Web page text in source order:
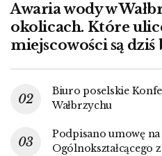
Awaria wody w
okolicach. Które
miejscowości są dziś
Biuro poselskie
Wałbrzychu
Podpisano umowę
Ogólnokształcącego